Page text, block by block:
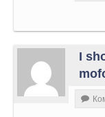
I